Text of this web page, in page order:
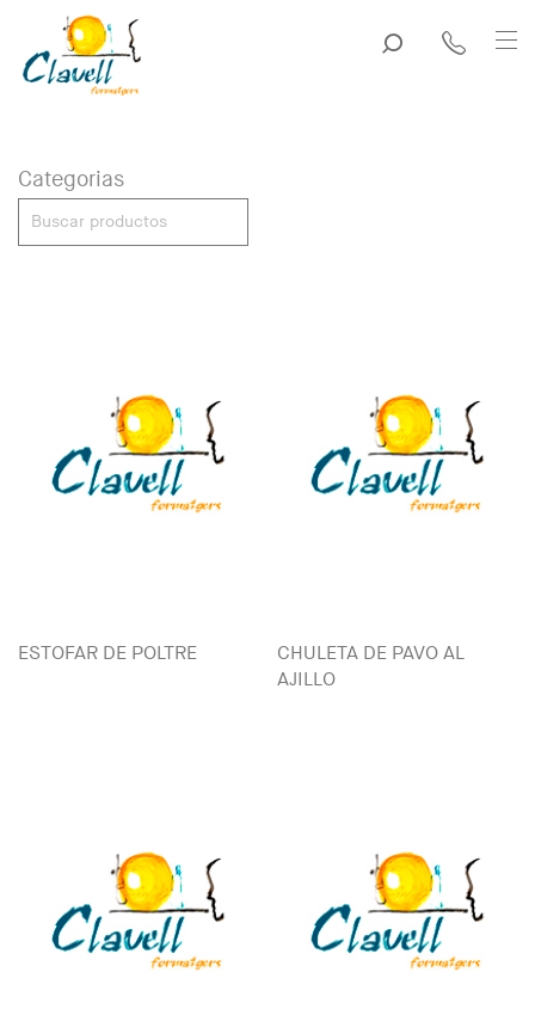
Categorias
ESTOFAR DE POLTRE
CHULETA DE PAVO AL
AJILLO